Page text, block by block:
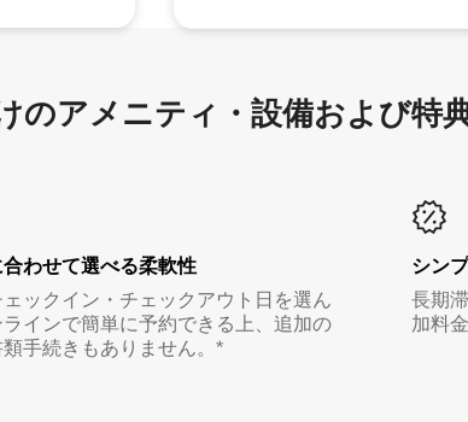
のア⁠メ⁠ニ⁠テ⁠ィ⁠・設⁠備⁠および特⁠
わせて選べる柔軟性
ックイン・チェックアウト日を選ん
インで簡単に予約できる上、追加の
手続きもありません。*
シン
長期
加料